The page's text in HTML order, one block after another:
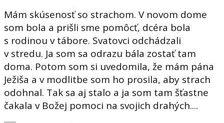
Mám skúsenosť so strachom. V novom dome
som bola a prišli sme pomôcť, dcéra bola
s rodinou v tábore. Svatovci odchádzali
v stredu. Ja som sa odrazu bála zostať tam
doma. Potom som si uvedomila, že mám pána
Ježiša a v modlitbe som ho prosila, aby strach
odohnal. Tak sa aj stalo a ja som tam šťastne
čakala v Božej pomoci na svojich drahých....